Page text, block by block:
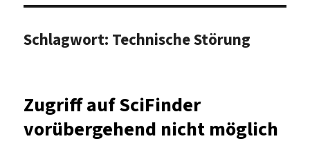
Schlagwort: Technische Störung
Zugriff auf SciFinder
vorübergehend nicht möglich